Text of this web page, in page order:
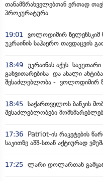
თანამზრახველებთან ერთად
პროკურატურა
19:01
ვოლოდიმირ ზელენსკიმ
უკრაინის საჰაერო თავდაცვის
18:49 უკრაინას აქვს
განვითარებისა და ახალი
შესაძლებლობა - ვოლოდიმირ
18:45 საქართველოს ბანკის
შესაძლებლობები
17:36
Patriot-ის რაკეტების
საკითზე აშშ-სთან აქტიურად
17:25 ლარი დოლართან